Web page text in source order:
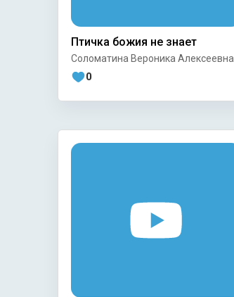
Птичка божия не знает
Соломатина Вероника Алексеевна
0